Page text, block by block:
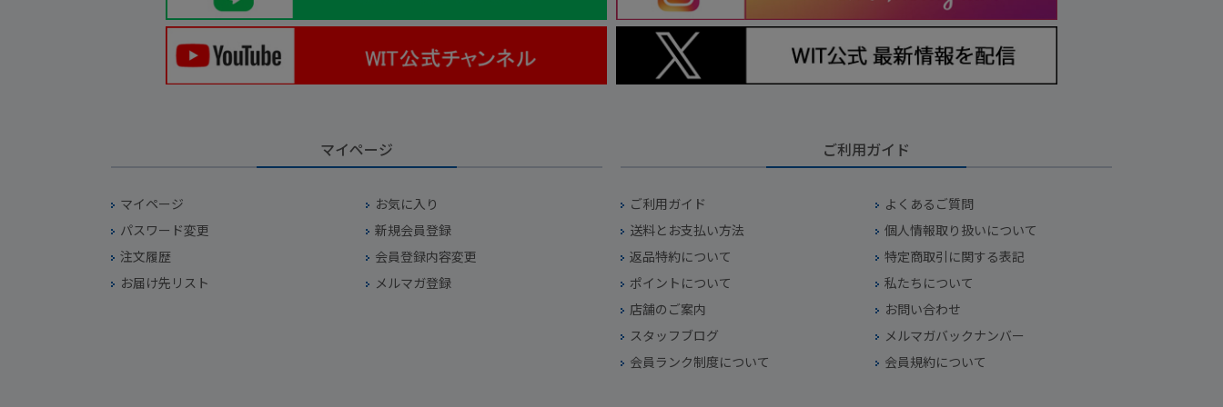
マイページ
マイページ
お気に入り
パスワード変更
新規会員登録
注文履歴
会員登録内容変更
お届け先リスト
メルマガ登録
ご利用ガイド
ご利用ガイド
よくあるご質問
送料とお支払い方法
個人情報取り扱いについて
返品特約について
特定商取引に関する表記
ポイントについて
私たちについて
店舗のご案内
お問い合わせ
スタッフブログ
メルマガバックナンバー
会員ランク制度について
会員規約について